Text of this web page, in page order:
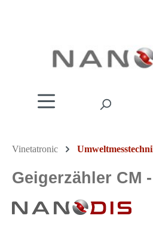
Vinetatronic
Geigerzähler CM